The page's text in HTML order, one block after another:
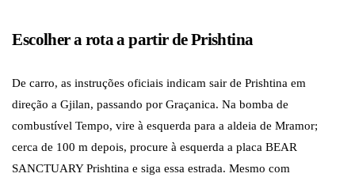
Escolher a rota a partir de Prishtina
De carro, as instruções oficiais indicam sair de Prishtina em
direção a Gjilan, passando por Graçanica. Na bomba de
combustível Tempo, vire à esquerda para a aldeia de Mramor;
cerca de 100 m depois, procure à esquerda a placa BEAR
SANCTUARY Prishtina e siga essa estrada. Mesmo com